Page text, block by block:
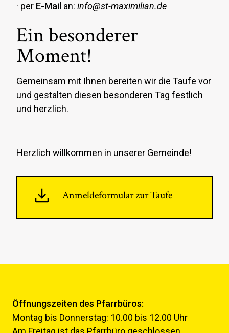
· per E-Mail an: info@st-maximilian.de
Ein besonderer
Moment!
Gemeinsam mit Ihnen bereiten wir die Taufe vor
und gestalten diesen besonderen Tag festlich
und herzlich.
Herzlich willkommen in unserer Gemeinde!
Anmeldeformular zur Taufe
Öffnungszeiten des Pfarrbüros:
Montag bis Donnerstag: 10.00 bis 12.00 Uhr